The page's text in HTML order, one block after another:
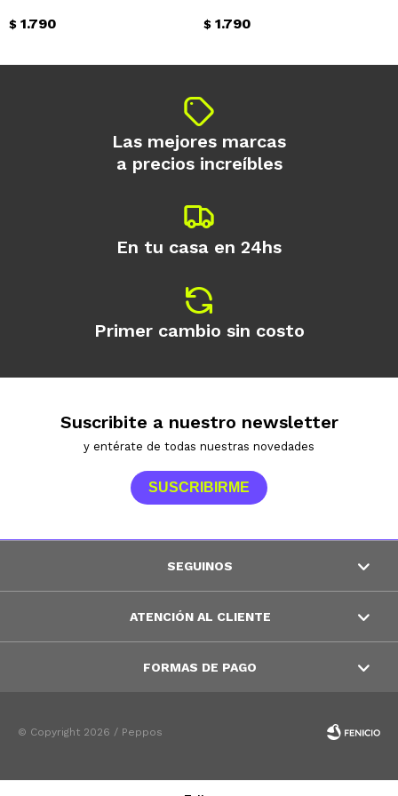
$ 1.790 $ 1.790
Las mejores marcas
a precios increíbles
En tu casa en 24hs
Primer cambio sin costo
Suscribite a nuestro newsletter
y entérate de todas nuestras novedades
SUSCRIBIRME
SEGUINOS
ATENCIÓN AL CLIENTE
FORMAS DE PAGO
© Copyright 2026 / Peppos